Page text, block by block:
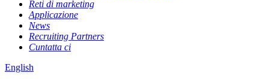
Reti di marketing
Applicazione
News
Recruiting Partners
Cuntatta ci
English